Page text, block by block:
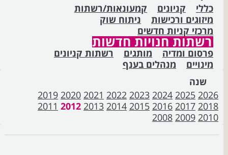
כללי
קניונים
קמעונאות/רשתות
מיזוגים ורכישות
ניתוח שוק
מרכזי קניות חדשים
רשתות חנויות חדשות
פרסום ומדיה מותגים
רשתות קניונים
מינויים
מנהלים בענף
שנה
2026
2025
2024
2023
2022
2021
2020
2019
2018
2017
2016
2015
2014
2013
2012
2011
2010
2009
2008